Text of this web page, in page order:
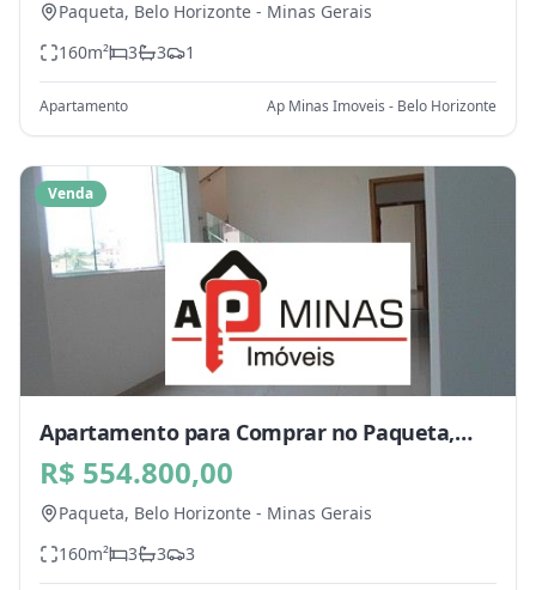
Paqueta, Belo Horizonte - Minas Gerais
160m² 3 3 1
Apartamento Ap Minas Imoveis - Belo Horizonte
Venda
Apartamento para Comprar no Paqueta,
Belo Horizonte - MG
R$ 554.800,00
Paqueta, Belo Horizonte - Minas Gerais
160m² 3 3 3